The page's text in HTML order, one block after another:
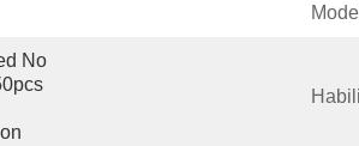
No